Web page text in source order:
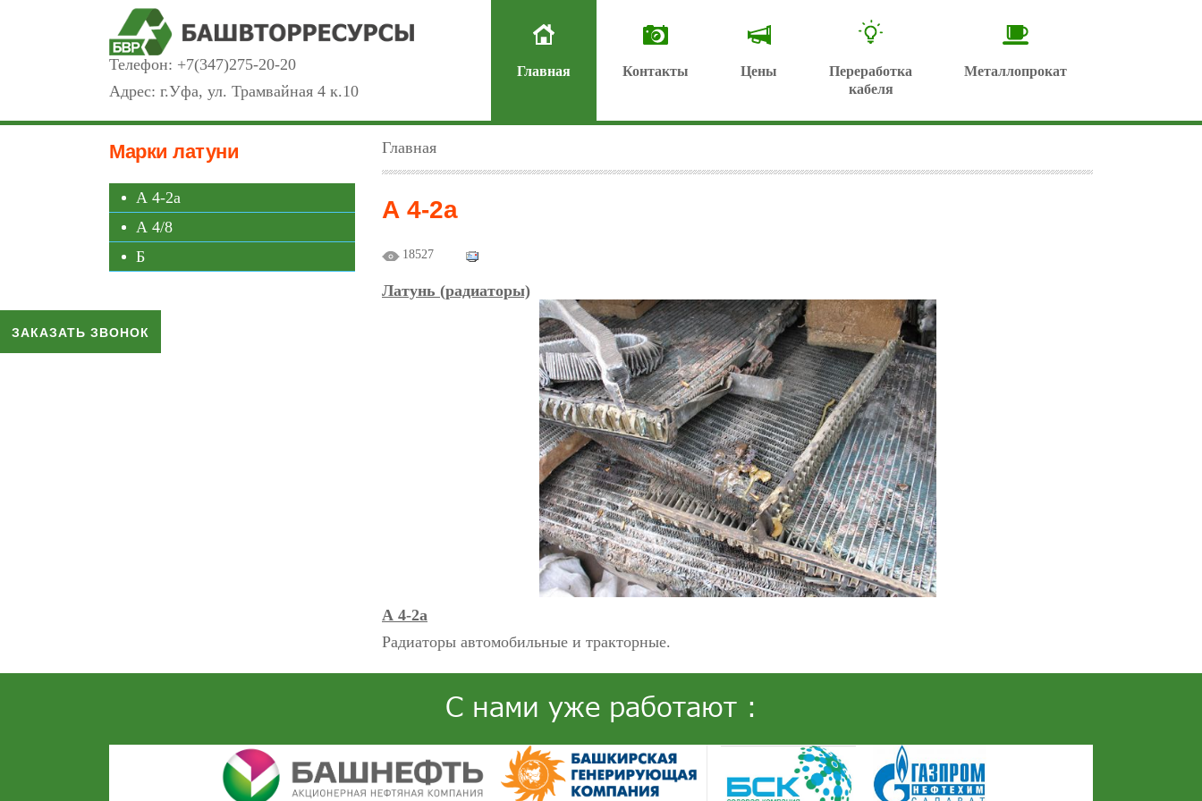
ЗАКАЗАТЬ ЗВОНОК
Телефон: +7(347)275-20-20
Адрес: г.Уфа, ул. Трамвайная 4 к.10
Главная Контакты Цены
Переработка
кабеля
Металлопрокат
Марки латуни
А 4-2а
А 4/8
Б
Главная
А 4-2а
18527
Латунь (радиаторы)
А 4-2а
Радиаторы автомобильные и тракторные.
С нами уже работают :